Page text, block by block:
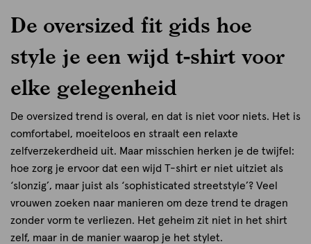
De oversized fit gids hoe
style je een wijd t-shirt voor
elke gelegenheid
De oversized trend is overal, en dat is niet voor niets. Het is
comfortabel, moeiteloos en straalt een relaxte
zelfverzekerdheid uit. Maar misschien herken je de twijfel:
hoe zorg je ervoor dat een wijd T-shirt er niet uitziet als
‘slonzig’, maar juist als ‘sophisticated streetstyle’? Veel
vrouwen zoeken naar manieren om deze trend te dragen
zonder vorm te verliezen. Het geheim zit niet in het shirt
zelf, maar in de manier waarop je het stylet.